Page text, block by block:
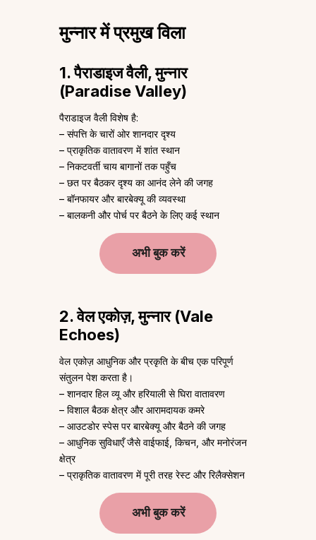
मुन्नार में प्रमुख विला
1. पैराडाइज वैली, मुन्नार
(Paradise Valley)
पैराडाइज वैली विशेष है:
– संपत्ति के चारों ओर शानदार दृश्य
– प्राकृतिक वातावरण में शांत स्थान
– निकटवर्ती चाय बागानों तक पहुँच
– छत पर बैठकर दृश्य का आनंद लेने की जगह
– बॉनफायर और बारबेक्यू की व्यवस्था
– बालकनी और पोर्च पर बैठने के लिए कई स्थान
अभी बुक करें
2. वेल एकोज़, मुन्नार (Vale
Echoes)
वेल एकोज़ आधुनिक और प्रकृति के बीच एक परिपूर्ण
संतुलन पेश करता है।
– शानदार हिल व्यू और हरियाली से घिरा वातावरण
– विशाल बैठक क्षेत्र और आरामदायक कमरे
– आउटडोर स्पेस पर बारबेक्यू और बैठने की जगह
– आधुनिक सुविधाएँ जैसे वाईफाई, किचन, और मनोरंजन
क्षेत्र
– प्राकृतिक वातावरण में पूरी तरह रेस्ट और रिलैक्सेशन
अभी बुक करें